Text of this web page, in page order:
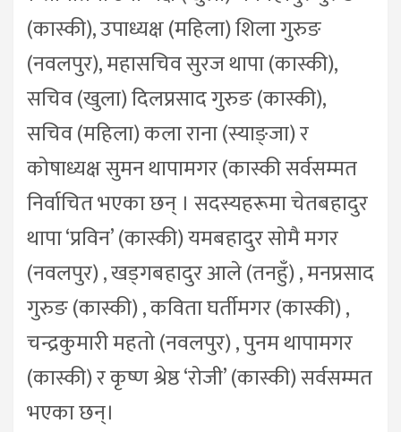
(कास्की), उपाध्यक्ष (महिला) शिला गुरुङ
(नवलपुर), महासचिव सुरज थापा (कास्की),
सचिव (खुला) दिलप्रसाद गुरुङ (कास्की),
सचिव (महिला) कला राना (स्याङ्जा) र
कोषाध्यक्ष सुमन थापामगर (कास्की सर्वसम्मत
निर्वाचित भएका छन् । सदस्यहरूमा चेतबहादुर
थापा ‘प्रविन’ (कास्की) यमबहादुर सोमै मगर
(नवलपुर) , खड्गबहादुर आले (तनहुँ) , मनप्रसाद
गुरुङ (कास्की) , कविता घर्तीमगर (कास्की) ,
चन्द्रकुमारी महतो (नवलपुर) , पुनम थापामगर
(कास्की) र कृष्ण श्रेष्ठ ‘रोजी’ (कास्की) सर्वसम्मत
भएका छन्।